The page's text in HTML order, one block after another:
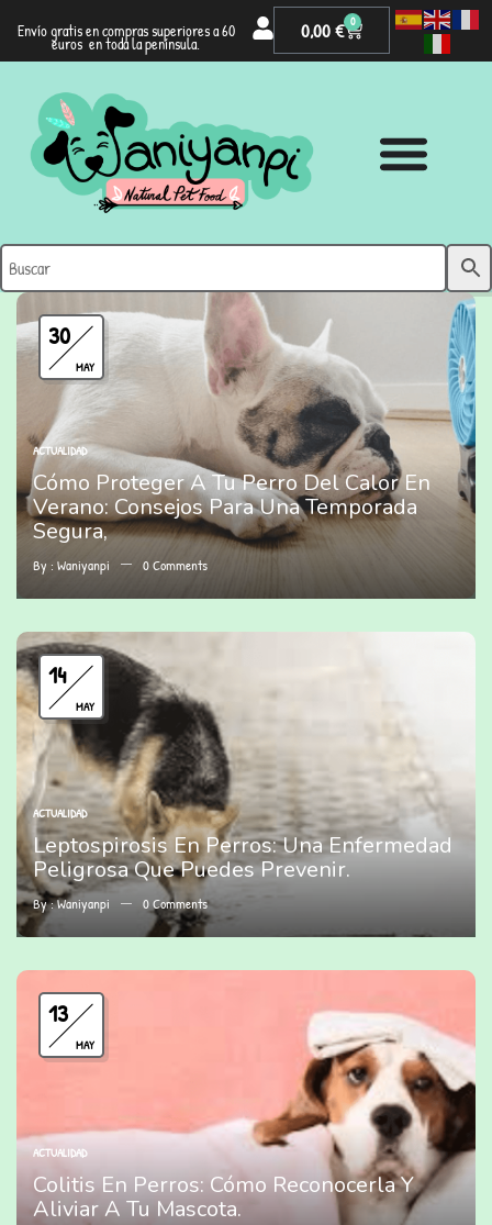
Envío gratis en compras superiores a 60
euros en toda la península.
0,00€ 0
30
MAY
ACTUALIDAD
Cómo Proteger A Tu Perro Del Calor En
Verano: Consejos Para Una Temporada
Segura,
By : Waniyanpi 0Comments
14
MAY
ACTUALIDAD
Leptospirosis En Perros: Una Enfermedad
Peligrosa Que Puedes Prevenir.
By :Waniyanpi 0Comments
13
MAY
ACTUALIDAD
Colitis En Perros: Cómo Reconocerla Y
Aliviar A Tu Mascota.